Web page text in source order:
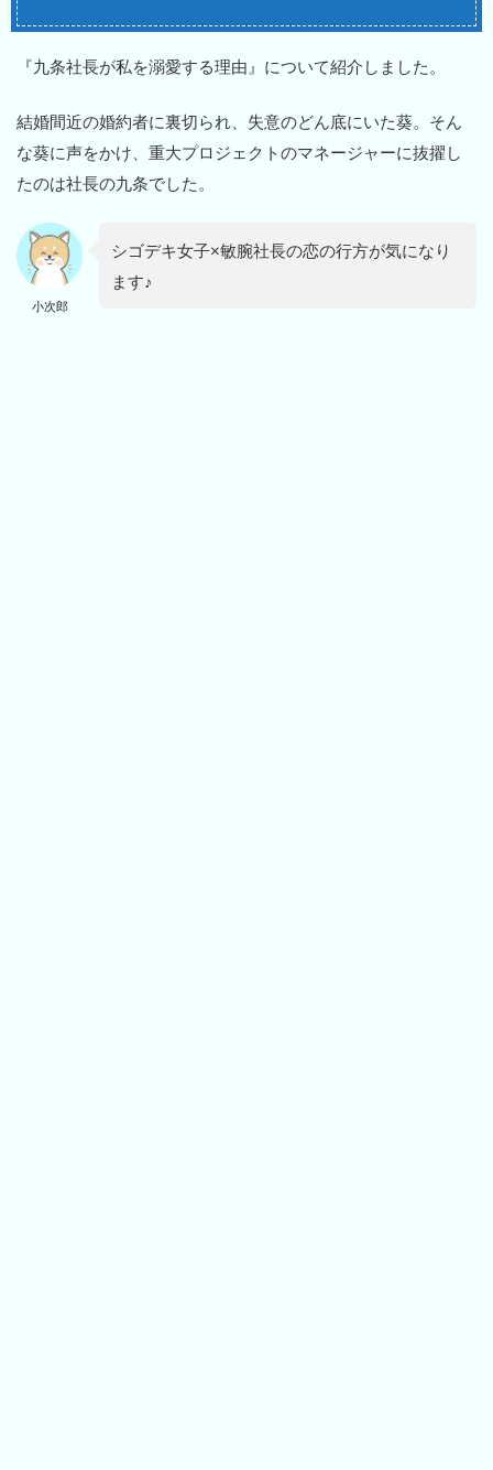
『九条社長が私を溺愛する理由』について紹介しました。
結婚間近の婚約者に裏切られ、失意のどん底にいた葵。そん
な葵に声をかけ、重大プロジェクトのマネージャーに抜擢し
たのは社長の九条でした。
小次郎
シゴデキ女子×敏腕社長の恋の行方が気になり
ます♪